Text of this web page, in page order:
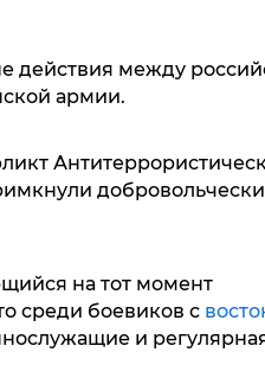
действия между
армии.
на тот момент
среди боевиков с
и